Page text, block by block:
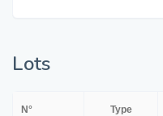
Lots
N° Type